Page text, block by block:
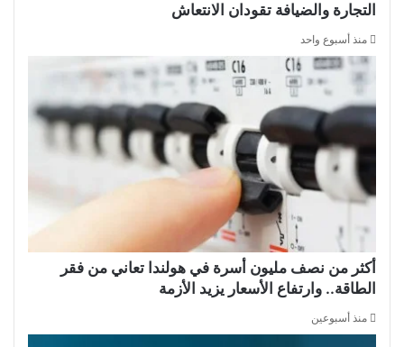
التجارة والضيافة تقودان الانتعاش
منذ أسبوع واحد
أكثر من نصف مليون أسرة في هولندا تعاني من فقر
الطاقة.. وارتفاع الأسعار يزيد الأزمة
منذ أسبوعين